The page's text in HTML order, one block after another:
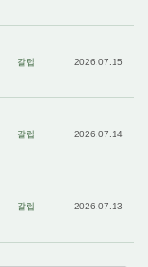
갈렙 2026.07.15
갈렙 2026.07.14
갈렙 2026.07.13